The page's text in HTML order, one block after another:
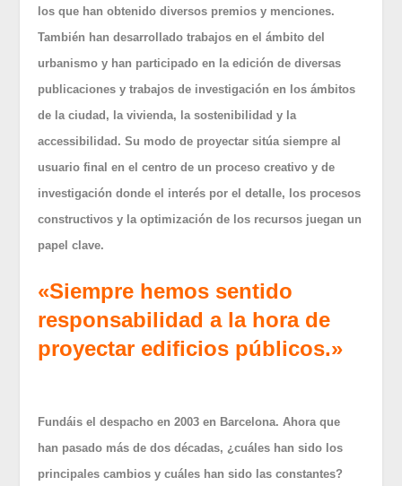
los que han obtenido diversos premios y menciones.
También han desarrollado trabajos en el ámbito del
urbanismo y han participado en la edición de diversas
publicaciones y trabajos de investigación en los ámbitos
de la ciudad, la vivienda, la sostenibilidad y la
accessibilidad. Su modo de proyectar sitúa siempre al
usuario final en el centro de un proceso creativo y de
investigación donde el interés por el detalle, los procesos
constructivos y la optimización de los recursos juegan un
papel clave.
«Siempre hemos sentido
responsabilidad a la hora de
proyectar edificios públicos.»
Fundáis el despacho en 2003 en Barcelona. Ahora que
han pasado más de dos décadas, ¿cuáles hansido los
principales cambios ycuáles han sido las constantes?